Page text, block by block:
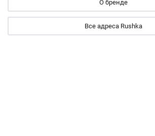
О бренде
Все адреса Rushka